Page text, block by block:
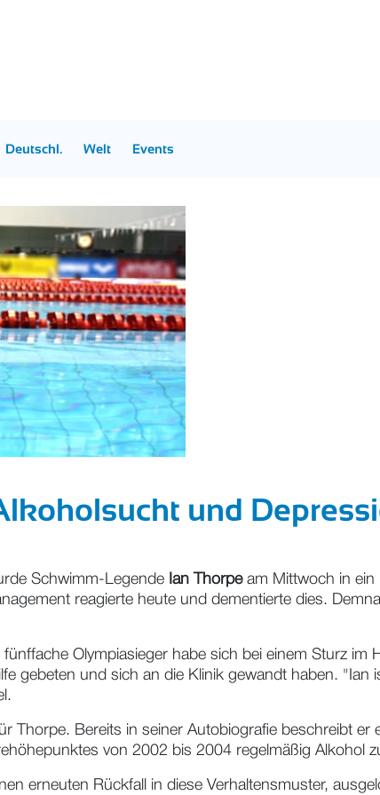
Deutschl. Welt Events
und
Schwimm-Legende Ian Thorpeam Mittwoch in ein
reagierte heute und dementierte dies.
Olympiasieger habe sich bei einem Sturz im
gebeten und sich an die Klinik gewandt haben.
Thorpe. Bereits in seiner Autobiografie beschreibt er
von 2002 bis 2004 regelmäßig Alkohol
erneuten Rückfall in diese Verhaltensmuster,